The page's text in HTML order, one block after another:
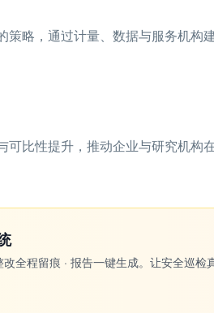
策略，通过计量、数据与服务机构
可比性提升，推动企业与研究机构
全程留痕 · 报告一键生成。让安全巡检